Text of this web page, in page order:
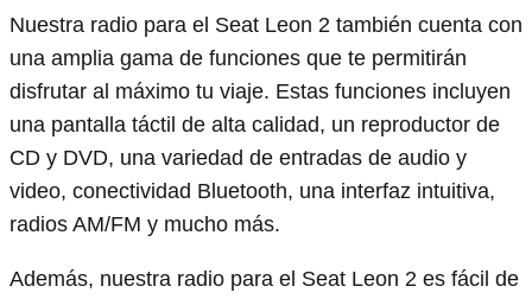
Nuestra radio para el Seat Leon 2 también cuenta con
una amplia gama de funciones que te permitirán
disfrutar al máximo tu viaje. Estas funciones incluyen
una pantalla táctil de alta calidad, un reproductor de
CD y DVD, una variedad de entradas de audio y
video, conectividad Bluetooth, una interfaz intuitiva,
radios AM/FM y mucho más.
Además, nuestra radio para el Seat Leon 2 es fácil de